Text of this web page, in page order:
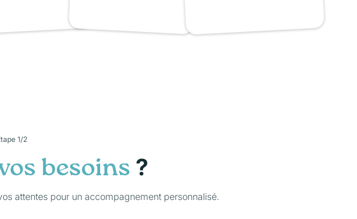
1/2
besoins ?
attentes pour un accompagnement personnalisé.